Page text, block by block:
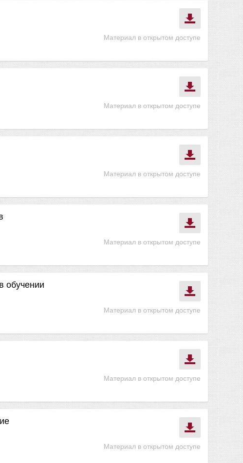
Материал в открытом доступе
Материал в открытом доступе
Материал в открытом доступе
Материал в открытом доступе
Материал в открытом доступе
обучении
Материал в открытом доступе
Материал в открытом доступе